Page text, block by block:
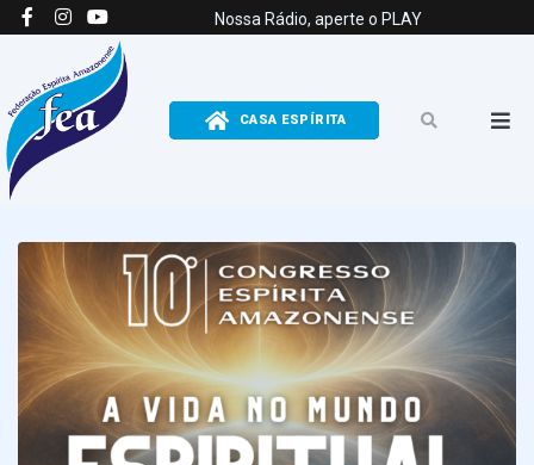
Nossa Rádio, aperte o PLAY
CASA ESPÍRITA